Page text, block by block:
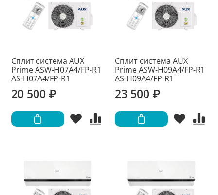
Сплит система AUX
Prime ASW-H07A4/FP-R1
AS-H07A4/FP-R1
20 500 ₽
Сплит система AUX
Prime ASW-H09A4/FP-R1
AS-H09A4/FP-R1
23 500 ₽